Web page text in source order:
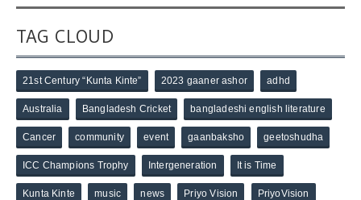
TAG CLOUD
21st Century “Kunta Kinte” 2023 gaaner ashor adhd
Australia Bangladesh Cricket bangladeshi english literature
Cancer community event gaanbaksho geetoshudha
ICC Champions Trophy Intergeneration It is Time
Kunta Kinte music news Priyo Vision PriyoVision